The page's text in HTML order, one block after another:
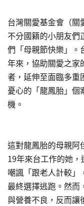
台灣關愛基金會（關
不分國籍的小朋友們
們「母親節快樂」。
年來，協助關愛之家
者，延伸至面臨多重
憂心的「龍鳳胎」
機。
這對龍鳳胎的母親阿
19年來台工作的她
嘲諷「跟老人計較」
最終選擇逃跑。然而
與營養不良，反而讓